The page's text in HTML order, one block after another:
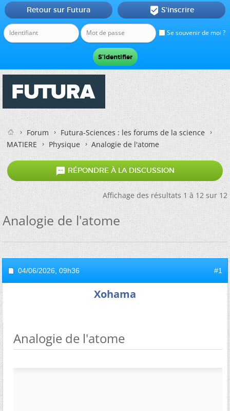
Se souvenir de moi ?
Retour sur Futura  S'inscrire
Forum
Futura-Sciences : les forums de la science
MATIERE
Physique Analogie de l'atome
 RÉPONDRE À LA DISCUSSION
Affichage des résultats 1 à 12 sur 12
Analogie de l'atome
04/06/2026, 09h36 #1
Xohama
Analogie de l'atome